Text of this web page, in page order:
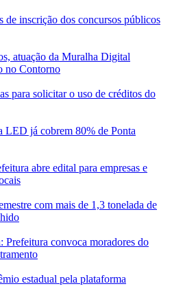
de inscrição dos concursos públicos
atuação da Muralha Digital
no Contorno
para solicitar o uso de créditos do
LED já cobrem 80% de Ponta
abre edital para empresas e
com mais de 1,3 tonelada de
Prefeitura convoca moradores do
estadual pela plataforma